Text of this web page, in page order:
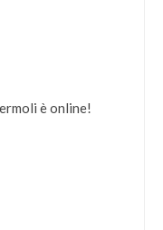
è online!